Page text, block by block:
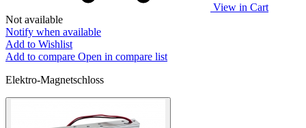
View in Cart
Not available
Notify when available
Add to Wishlist
Add to compare Open in compare list
Elektro-Magnetschloss